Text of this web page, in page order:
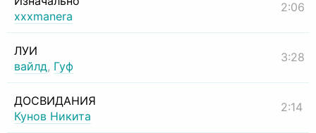
xxxmanera
2:06
ЛУИ
вайлд, Гуф
3:28
ДОСВИДАНИЯ
Кунов Никита
2:14